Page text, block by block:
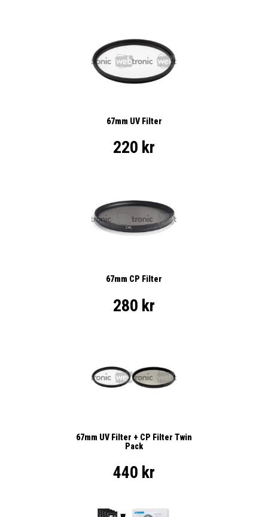
67mm UV Filter
220 kr
67mm CP Filter
280 kr
67mm UV Filter + CP Filter Twin
Pack
440 kr